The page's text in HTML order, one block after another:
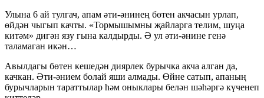
Улына 6 ай тулгач, апам әти-әнинең бөтен акчасын урлап,
өйдән чыгып качты. «Тормышымны җайларга телим, шуңа
китәм» дигән язу гына калдырды. Ә ул әти-әнине генә
таламаган икән…
Авылдагы бөтен кешедән диярлек бурычка акча алган да,
качкан. Әти-әнием болай яши алмады. Өйне сатып, апаның
бурычларын тараттылар һәм оныклары белән шәһәргә күченеп